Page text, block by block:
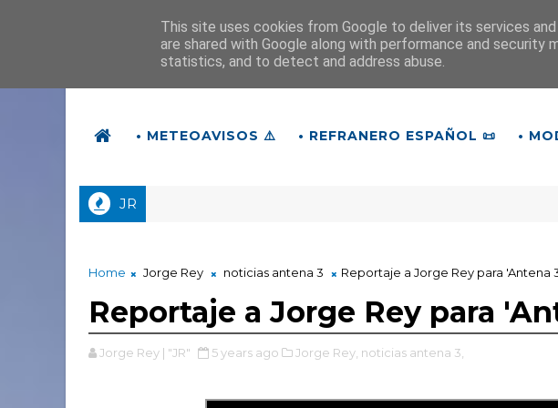
• METEOAVISOS ⚠️ • REFRANERO ESPAÑOL 📜 •
JR
Home Jorge Rey noticias antena 3 Reportaje a Jorge Rey para 'Antena
Reportaje a Jorge Rey para
Jorge Rey | "JR" 5 years ago Jorge Rey, noticias antena 3,
This site uses cookies from Google to deliver its services
are shared with Google along with performance and
statistics, and to detect and address abuse.